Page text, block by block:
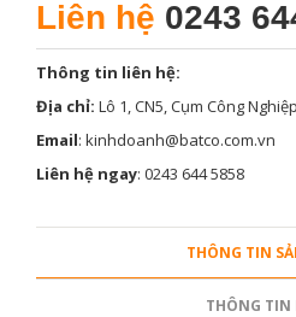
Liên hệ 0243
Thông tin liên hệ:
Địa chỉ: Lô 1, CN5, Cụm Công
Email: kinhdoanh@batco.com.vn
Liên hệ ngay: 0243 644 5858
THÔNG TIN
THÔNG TIN